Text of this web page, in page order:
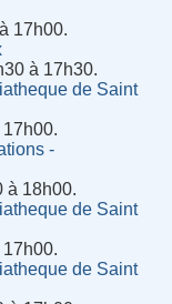
17h00.
à 17h30.
de Saint
-
à 18h00.
de Saint
de Saint